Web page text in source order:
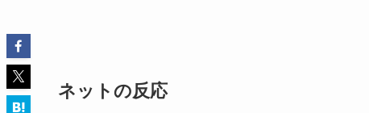
ネットの反応